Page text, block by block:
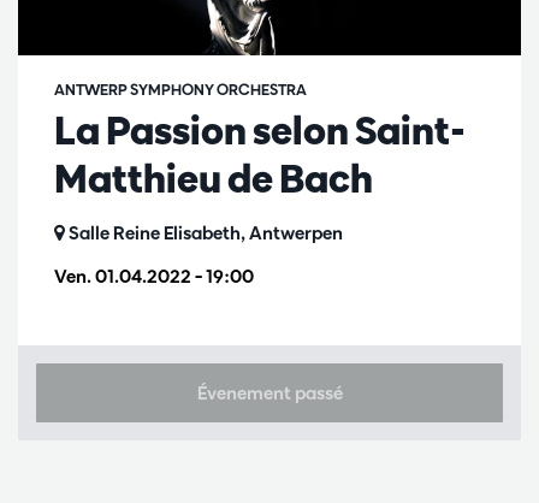
La Passion selon Saint-
Matthieu de Bach
ANTWERP SYMPHONY ORCHESTRA
Ven. 01.04.2022 – 19:00
Salle Reine Elisabeth, Antwerpen
Évenement passé